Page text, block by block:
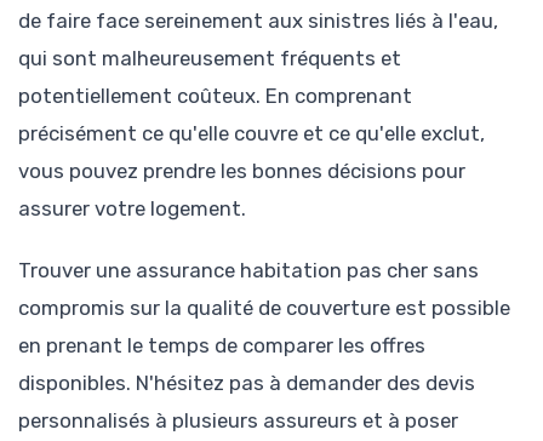
de faire face sereinement aux sinistres liés à l'eau,
qui sont malheureusement fréquents et
potentiellement coûteux. En comprenant
précisément ce qu'elle couvre et ce qu'elle exclut,
vous pouvez prendre les bonnes décisions pour
assurer votre logement.
Trouver une assurance habitation pas cher sans
compromis sur la qualité de couverture est possible
en prenant le temps de comparer les offres
disponibles. N'hésitez pas à demander des devis
personnalisés à plusieurs assureurs et à poser